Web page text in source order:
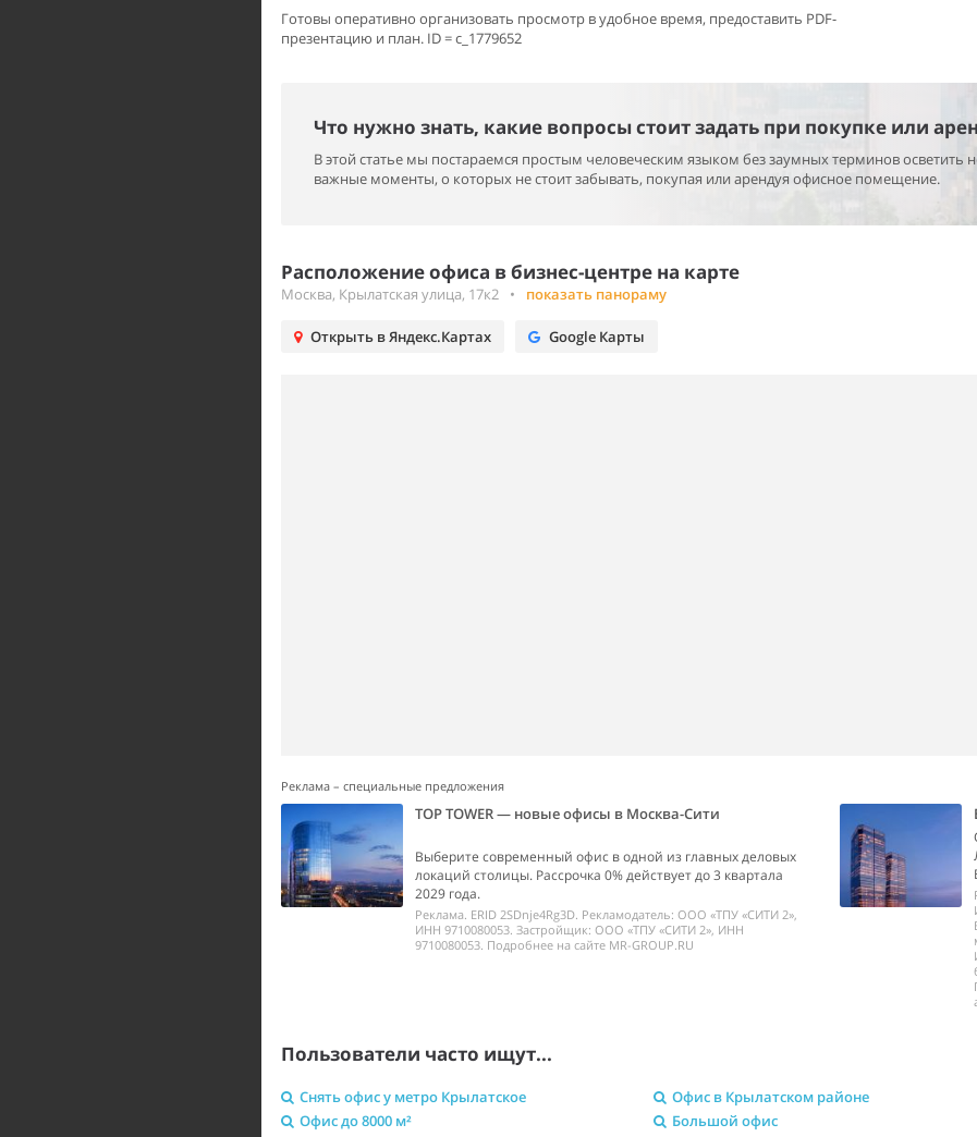
Готовы оперативно организовать просмотр в удобное время, предоставить PDF-
презентацию и план. ID = c_1779652
Что нужно знать, какие вопросы стоит задать при покупке или
В этой статье мы постараемся простым человеческим языком без заумных терминов осветить
важные моменты, о которых не стоит забывать, покупая или арендуя офисное помещение.
Расположение офиса в бизнес-центре на карте
Москва, Крылатская улица, 17к2 • показать панораму
Открыть в Яндекс.Картах Google Карты
Реклама – специальные предложения
TOP TOWER — новые офисы в Москва-Сити
Выберите современный офис в одной из главных деловых
локаций столицы. Рассрочка 0% действует до 3 квартала
2029 года.
Реклама. ERID 2SDnje4Rg3D. Рекламодатель: ООО «ТПУ «СИТИ 2»,
ИНН 9710080053. Застройщик: ООО «ТПУ «СИТИ 2», ИНН
9710080053. Подробнее на сайте MR-GROUP.RU
Пользователи часто ищут...
Снять офис у метро Крылатское Офис в Крылатском районе
Офис до 8000 м²
Большой офис